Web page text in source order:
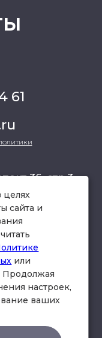
61
36, стр.3 ,
сайта и
или
Продолжая
настроек,
ваших